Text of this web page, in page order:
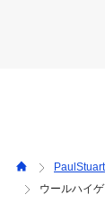
だけでなく、
ートもしやす
PaulStuart
ウールハイ